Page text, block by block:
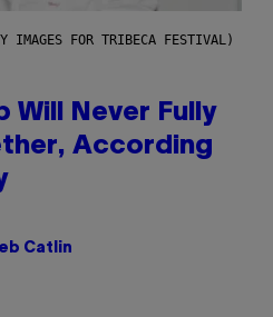
IMAGES FOR TRIBECA FESTIVAL)
Will Never Fully
According
Catlin